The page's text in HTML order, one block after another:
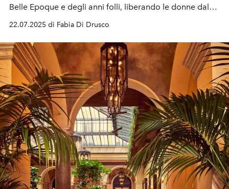
Belle Epoque e degli anni folli, liberando le donne dal
22.07.2025 di Fabia Di Drusco